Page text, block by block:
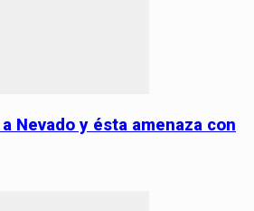
Nevado y ésta amenaza con